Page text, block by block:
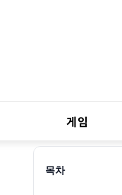
게임
목차